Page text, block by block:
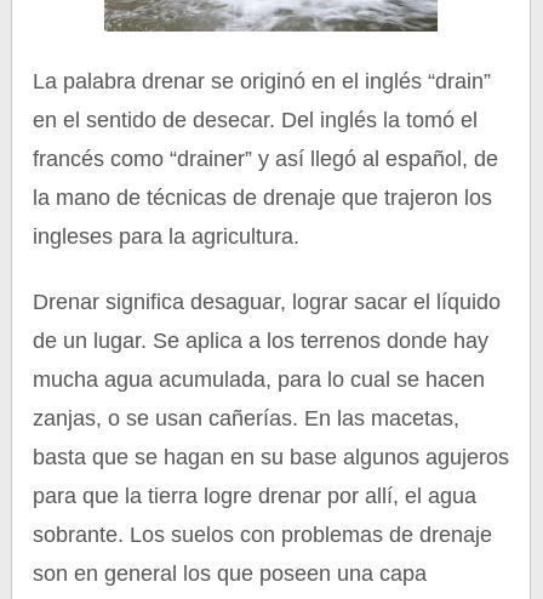
La palabra drenar se originó en el inglés “drain”
en el sentido de desecar. Del inglés la tomó el
francés como “drainer” y así llegó al español, de
la mano de técnicas de drenaje que trajeron los
ingleses para la agricultura.
Drenar significa desaguar, lograr sacar el líquido
de un lugar. Se aplica a los terrenos donde hay
mucha agua acumulada, para lo cual se hacen
zanjas, o se usan cañerías. En las macetas,
basta que se hagan en su base algunos agujeros
para que la tierra logre drenar por allí, el agua
sobrante. Los suelos con problemas de drenaje
son en general los que poseen una capa